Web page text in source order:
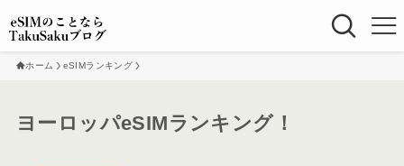
ホーム eSIMランキング
ヨーロッパeSIMランキング！